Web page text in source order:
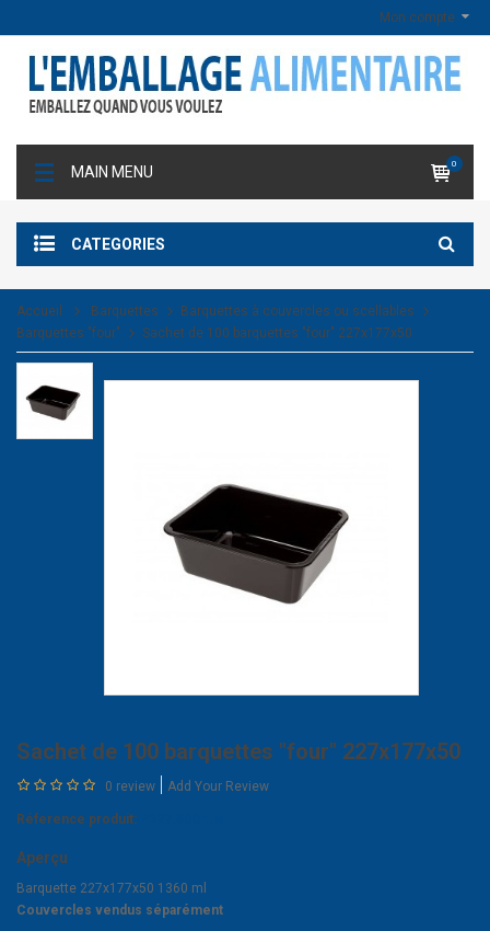
Mon compte
MAIN MENU 0
CATEGORIES
Accueil Barquettes
Barquettes à couvercles ou scellables
Barquettes "four"
Sachet de 100 barquettes "four" 227x177x50
Sachet de 100 barquettes "four" 227x177x50
0 review Add Your Review
Réference produit:
Aperçu
Barquette 227x177x50 1360 ml
Couvercles vendus séparément